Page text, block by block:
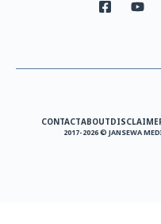
CONTACTABOUT
2017-2026 © JANSEWA